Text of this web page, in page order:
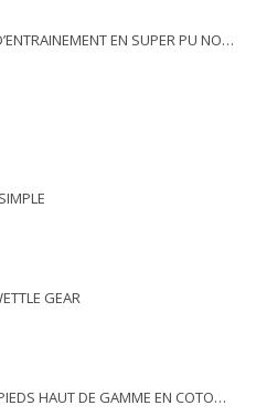
GANTS DE BOXE D’ENTRAINEMENT EN SUPER PU NOIR - WETTLE GEAR "GLORY"
GEAR
PROTÈGE-TIBIAS/PIEDS HAUT DE GAMME EN COTON ÉLASTIQUE - NOIR - WETTLE GEAR